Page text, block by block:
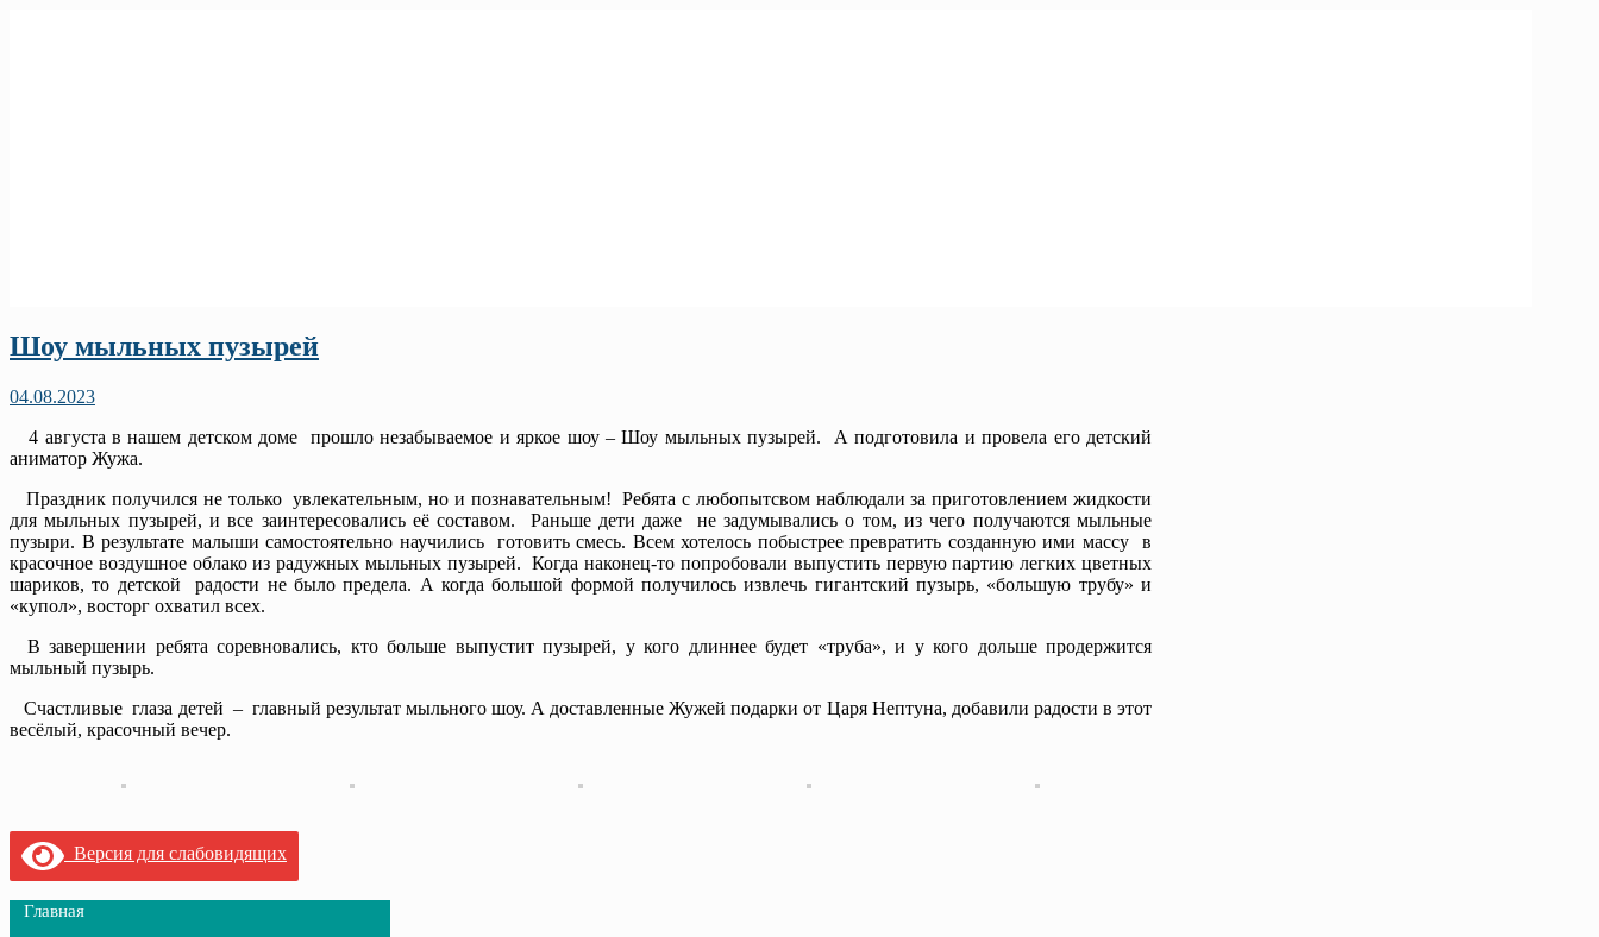
Шоу мыльных пузырей
04.08.2023
4 августа в нашем детском доме прошло незабываемое и яркое шоу – Шоу мыльных пузырей. А подготовила и провела его детский
аниматор Жужа.
Праздник получился не только увлекательным, но и познавательным! Ребята с любопытсвом наблюдали за приготовлением жидкости
для мыльных пузырей, и все заинтересовались её составом. Раньше дети даже не задумывались о том, из чего получаются мыльные
пузыри. В результате малыши самостоятельно научились готовить смесь. Всем хотелось побыстрее превратить созданную ими массу в
красочное воздушное облако из радужных мыльных пузырей. Когда наконец-то попробовали выпустить первую партию легких цветных
шариков, то детской радости не было предела. А когда большой формой получилось извлечь гигантский пузырь, «большую трубу» и
«купол», восторг охватил всех.
В завершении ребята соревновались, кто больше выпустит пузырей, у кого длиннее будет «труба», и у кого дольше продержится
мыльный пузырь.
Счастливые глаза детей – главный результат мыльного шоу. А доставленные Жужей подарки от Царя Нептуна, добавили радости в этот
весёлый, красочный вечер.
Версия для слабовидящих
Главная